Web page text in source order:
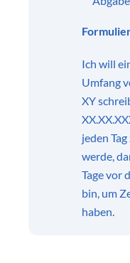
Ich will
Umfang
XY
jeden
werde,
Tage vor
bin, um
haben.